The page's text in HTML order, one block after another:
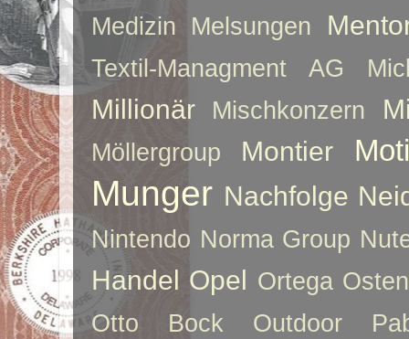
Medizin
Melsungen
Textil-Managment AG
Millionär Mischkonzern
Möllergroup Montier
Munger Nachfolge
Nintendo Norma Group
Handel Opel Ortega Osten
Otto Bock
Outdoor